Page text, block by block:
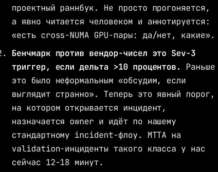
проектный раннбук. Не просто прогоняется,
а явно читается человеком и аннотируется:
«есть cross-NUMA GPU-пары: да/нет, какие».
Бенчмарк против вендор-чисел это Sev-3
триггер, если дельта >10 процентов.
Раньше
это было неформальным «обсудим, если
выглядит странно». Теперь это явный порог,
на котором открывается инцидент,
назначается owner и идёт по нашему
стандартному incident-флоу. MTTA на
validation-инциденты такого класса у нас
сейчас 12-18 минут.